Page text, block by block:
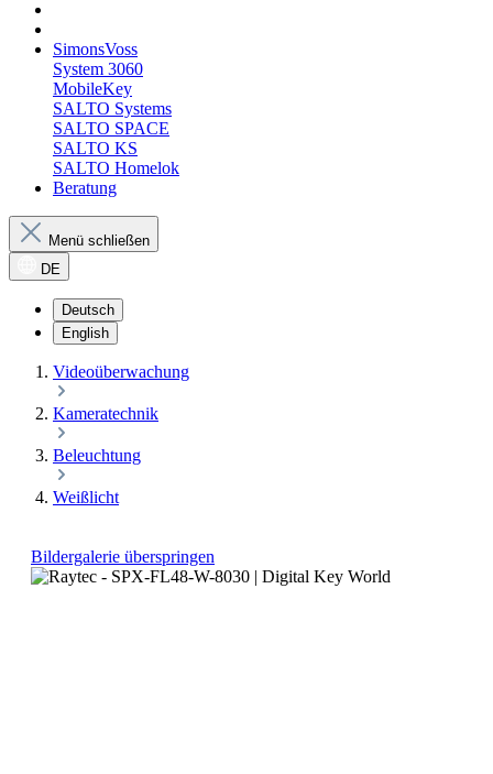
SimonsVoss
System 3060
MobileKey
SALTO Systems
SALTO SPACE
SALTO KS
SALTO Homelok
Beratung
Menü schließen
DE
Deutsch
English
Videoüberwachung
Kameratechnik
Beleuchtung
Weißlicht
Bildergalerie überspringen